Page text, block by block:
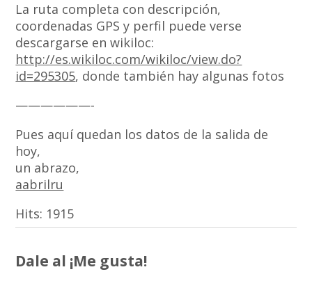
La ruta completa con descripción,
coordenadas GPS y perfil puede verse
descargarse en wikiloc:
http://es.wikiloc.com/wikiloc/view.do?
id=295305, donde también hay algunas fotos
——————-
Pues aquí quedan los datos de la salida de
hoy,
un abrazo,
aabrilru
Hits: 1915
Dale al ¡Me gusta!